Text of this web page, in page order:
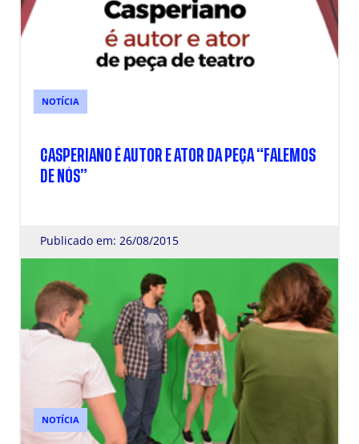
NOTÍCIA
CASPERIANO É AUTOR E ATOR DA PEÇA “FALEMOS
DE NÓS”
Publicado em: 26/08/2015
NOTÍCIA